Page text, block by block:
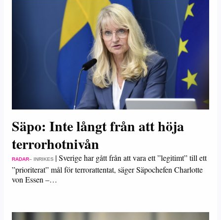
Säpo: Inte långt från att höja
terrorhotnivån
RADAR– INRIKES |Sverige har gått från att vara ett ”legitimt” till ett
”prioriterat” mål för terrorattentat, säger Säpochefen Charlotte
von Essen –…